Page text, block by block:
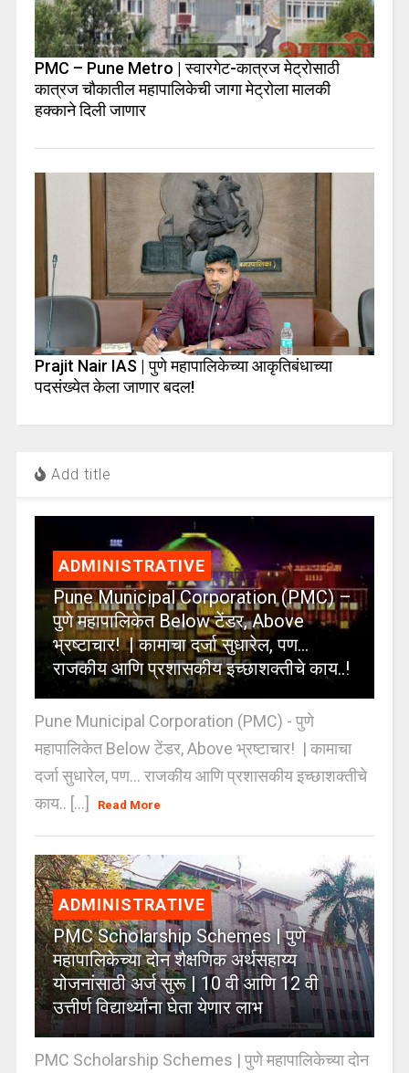
PMC – Pune Metro | स्वारगेट-कात्रज मेट्रोसाठी
कात्रज चौकातील महापालिकेची जागा मेट्रोला मालकी
हक्काने दिली जाणार
Prajit Nair IAS | पुणे महापालिकेच्या आकृतिबंधाच्या
पदसंख्येत केला जाणार बदल!
Add title
ADMINISTRATIVE
Pune Municipal Corporation (PMC) –
पुणे महापालिकेत Below टेंडर, Above
भ्रष्टाचार! | कामाचा दर्जा सुधारेल, पण…
राजकीय आणि प्रशासकीय इच्छाशक्तीचे काय..!
Pune Municipal Corporation (PMC) - पुणे
महापालिकेत Below टेंडर, Above भ्रष्टाचार! | कामाचा
दर्जा सुधारेल, पण… राजकीय आणि प्रशासकीय इच्छाशक्तीचे
काय.. [...]
Read More
ADMINISTRATIVE
PMC Scholarship Schemes | पुणे
महापालिकेच्या दोन शैक्षणिक अर्थसहाय्य
योजनांसाठी अर्ज सुरू | 10 वी आणि 12 वी
उत्तीर्ण विद्यार्थ्यांना घेता येणार लाभ
PMC Scholarship Schemes | पुणे महापालिकेच्या दोन